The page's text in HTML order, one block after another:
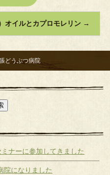
オイルとカプロモレリン →
どうぶつ病院
ナーに参加してきました
院になりました